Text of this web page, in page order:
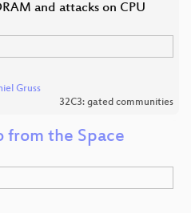
and attacks on CPU
Gruss
32C3: gated communities
from the Space